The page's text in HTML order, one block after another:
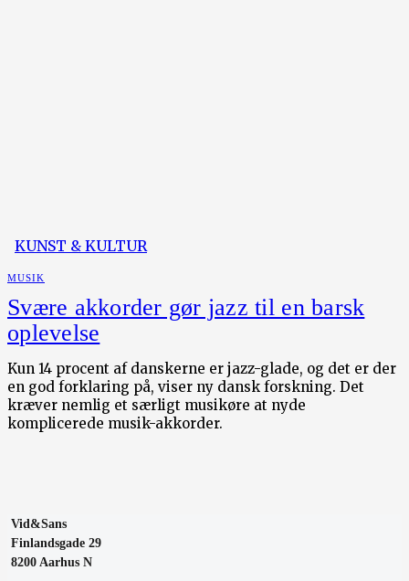
KUNST & KULTUR
MUSIK
Svære akkorder gør jazz til en barsk
oplevelse
Kun 14 procent af danskerne er jazz-glade, og det er der
en god forklaring på, viser ny dansk forskning. Det
kræver nemlig et særligt musikøre at nyde
komplicerede musik-akkorder.
Vid&Sans
Finlandsgade 29
8200 Aarhus N